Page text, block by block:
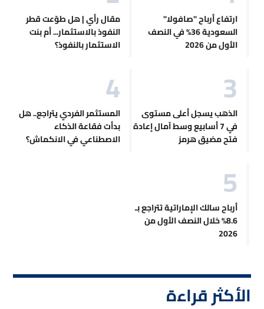
ارتفاع أرباح "صافولا"
السعودية 36% في النصف
الأول من 2026
مقال رأي | هل طوّعت قطر
النفوذ بالاستثمار... أم بنت
الاستثمار بالنفوذ؟
الذهب يسجل أعلى مستوى
في 7 أسابيع وسط آمال إعادة
فتح مضيق هرمز
المستثمر الفردي يتراجع.. هل
بدأت فقاعة الذكاء
الاصطناعي في الانكماش؟
أرباح سالك الإماراتية تتراجع بـ
8.6% خلال النصف الأول من
2026
الأكثر قراءة